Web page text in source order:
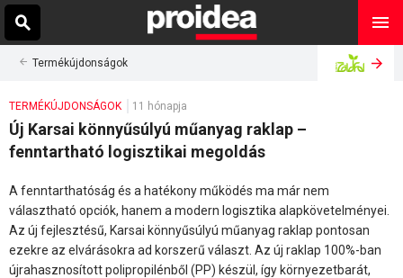
Termékújdonságok
TERMÉKÚJDONSÁGOK 11 hónapja
Új Karsai könnyűsúlyú műanyag raklap –
fenntartható logisztikai megoldás
A fenntarthatóság és a hatékony működés ma már nem
választható opciók, hanem a modern logisztika alapkövetelményei.
Az új fejlesztésű, Karsai könnyűsúlyú műanyag raklap pontosan
ezekre az elvárásokra ad korszerű választ. Az új raklap 100%-ban
újrahasznosított polipropilénből (PP) készül, így környezetbarát,